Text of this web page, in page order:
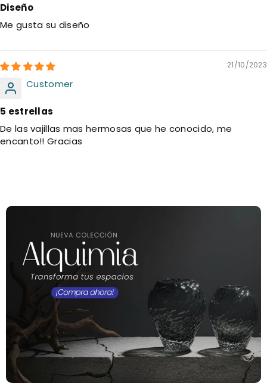
Diseño
Me gusta su diseño
21/10/2023
Customer
5 estrellas
De las vajillas mas hermosas que he conocido, me
encanto!! Gracias